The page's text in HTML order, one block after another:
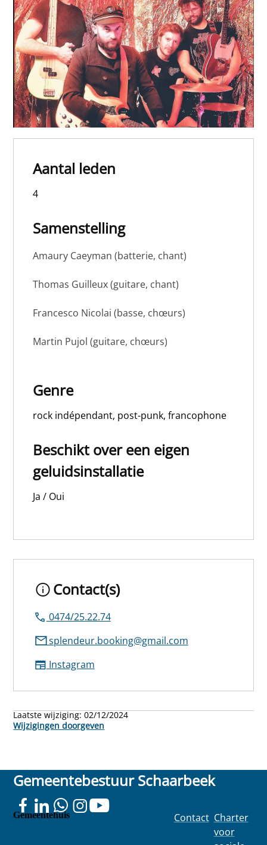
Aantal leden
4
Samenstelling
Amaury Caeyman (batterie, chant)
Thomas Guilleux (guitare, chant)
Francesco Nicolai (basse, chœurs)
Martin Pujol (guitare, chœurs)
Genre
rock indépendant, post-punk, francophone
Beschikt over een eigen
geluidsinstallatie
Ja / Oui
Contact(s)
0474/25.22.74
splendeur.booking@gmail.com
Instagram
Laatste wijziging:02/12/2024
Wijzigingen doorgeven
Gemeentebestuur Schaarbeek
Gemeentehuis Contact Charter
voor